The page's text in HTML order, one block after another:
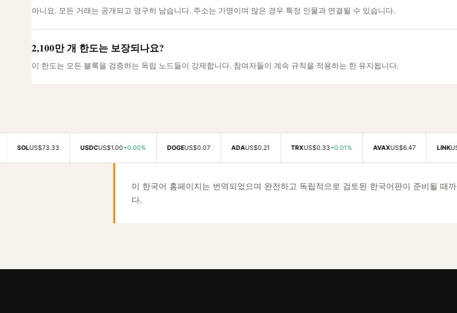
아니요. 모든 거래는 공개되고 영구히 남습니다. 주소는 가명이며 많은 경우 특정 인물과 연결될 수 있습니다.
2,100만 개 한도는 보장되나요?
이 한도는 모든 블록을 검증하는 독립 노드들이 강제합니다. 참여자들이 계속 규칙을 적용하는 한 유지됩니다.
US$73.33 USDCUS$1.00+0.00% DOGEUS$0.07 US$0.21 US$0.33+0.01% AVAXUS$6.47
이 한국어 홈페이지는 번역되었으며 완전하고 독립적으로 검토된 한국어판이 준비될 때
다.